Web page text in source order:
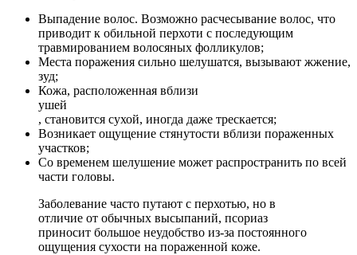
Выпадение волос. Возможно расчесывание волос, что
приводит к обильной перхоти с последующим
травмированием волосяных фолликулов;
Места поражения сильно шелушатся, вызывают жжение,
зуд;
Кожа, расположенная вблизи
ушей
, становится сухой, иногда даже трескается;
Возникает ощущение стянутости вблизи пораженных
участков;
Со временем шелушение может распространить по всей
части головы.
Заболевание часто путают с перхотью, но в
отличие от обычных высыпаний, псориаз
приносит большое неудобство из-за постоянного
ощущения сухости на пораженной коже.